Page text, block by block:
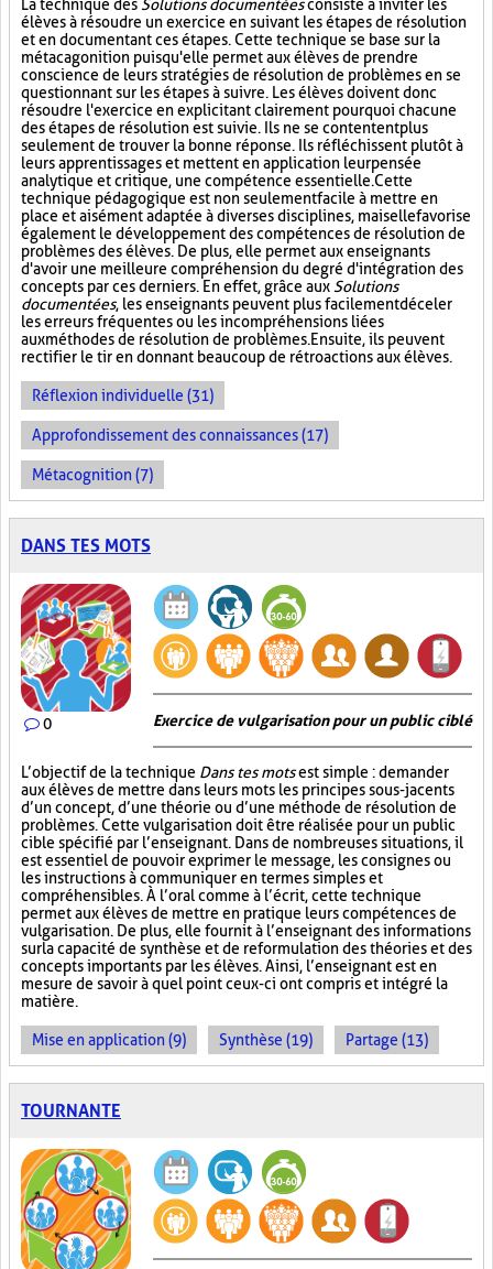
La technique des Solutions documentéesconsiste à inviter les
élèves à résoudre un exercice en suivant les étapes de résolution
et en documentant ces étapes. Cette technique se base sur la
métacagonition puisqu'elle permet aux élèves de prendre
conscience de leurs stratégies de résolution de problèmes en se
questionnant sur les étapes à suivre. Les élèves doivent donc
résoudre l'exercice en explicitant clairement pourquoi chacune
des étapes de résolution est suivie. Ils ne se contentent plus
seulement de trouver la bonne réponse. Ils réfléchissent plutôt à
leurs apprentissages et mettent en application leur pensée
analytique et critique, une compétence essentielle. Cette
technique pédagogique est non seulement facile à mettre en
place et aisément adaptée à diverses disciplines, mais elle favorise
également le développement des compétences de résolution de
problèmes des élèves. De plus, elle permet aux enseignants
d'avoir une meilleure compréhension du degré d'intégration des
concepts par ces derniers. En effet, grâce aux Solutions
documentées, les enseignants peuvent plus facilement déceler
les erreurs fréquentes ou les incompréhensions liées
aux méthodes de résolution de problèmes. Ensuite, ils peuvent
rectifier le tir en donnant beaucoup de rétroactions aux élèves.
Réflexion individuelle (31)
Approfondissement des connaissances (17)
Métacognition (7)
DANS TES MOTS
0 Exercice de vulgarisation pour un public ciblé
L’objectif de la technique Dans tes motsest simple : demander
aux élèves de mettre dans leurs mots les principes sous-jacents
d’un concept, d’une théorie ou d’une méthode de résolution de
problèmes. Cette vulgarisation doit être réalisée pour un public
cible spécifié par l’enseignant. Dans de nombreuses situations, il
est essentiel de pouvoir exprimer le message, les consignes ou
les instructions à communiquer en termes simples et
compréhensibles. À l’oral comme à l’écrit, cette technique
permet aux élèves de mettre en pratique leurs compétences de
vulgarisation. De plus, elle fournit à l’enseignant des informations
sur la capacité de synthèse et de reformulation des théories et des
concepts importants par les élèves. Ainsi, l’enseignant est en
mesure de savoir à quel point ceux-ci ont compris et intégré la
matière.
Mise en application (9) Synthèse (19) Partage (13)
TOURNANTE